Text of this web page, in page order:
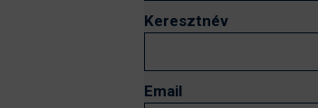
Keresztnév
Email